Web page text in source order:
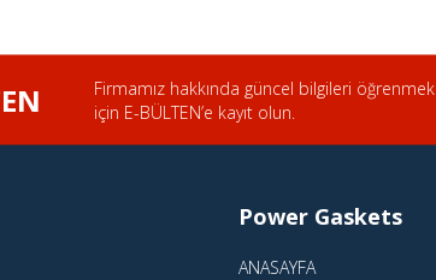
Firmamız hakkında güncel bilgileri öğrenmek
için E-BÜLTEN’e kayıt olun.
Power Gaskets
ANASAYFA